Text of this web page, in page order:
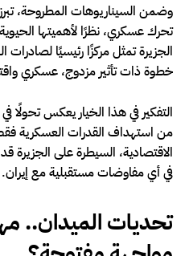
وضمن السيناريوهات المطروحة،
تحرك عسكري، نظرًا لأهميتها الحيوية
الجزيرة تمثل مركزًا رئيسيًا
خطوة ذات تأثير مزدوج، عسكري
التفكير في هذا الخيار يعكس تحولًا في
من استهداف القدرات العسكرية
الاقتصادية، السيطرة على
في أي مفاوضات مستقبلية مع إيران.
تحديات الميدان..